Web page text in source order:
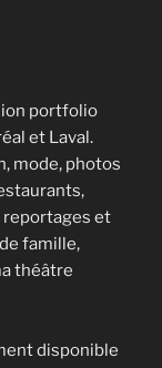
portfolio
et Laval.
mode, photos
reportages et
famille,
théâtre
disponible